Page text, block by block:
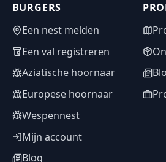
BURGERS
Een nest melden
Een val registreren
Aziatische hoornaar
Europese hoornaar
Wespennest
Mijn account
Blog